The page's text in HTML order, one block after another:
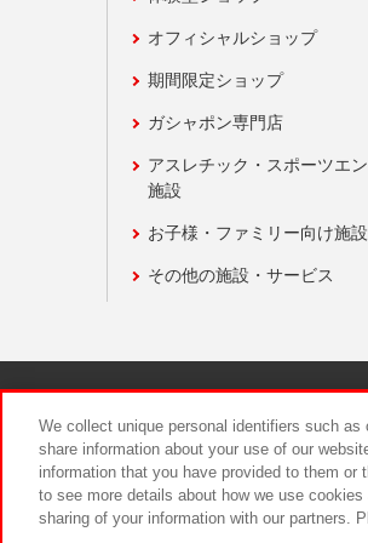
オフィシャルショップ
期間限定ショップ
ガシャポン専門店
アスレチック・スポーツエ
施設
お子様・ファミリー向け施設
その他の施設・サービス
We collect unique personal identifiers such
share information about your use of our
information that you have provided to them
to see more details about how we use
sharing of your information with our partners.